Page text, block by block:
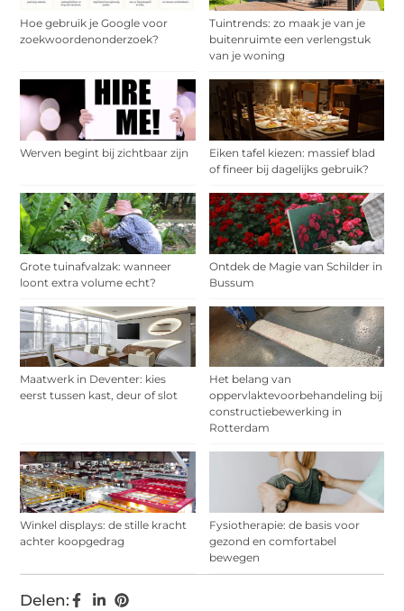
Hoe gebruik je Google voor
zoekwoordenonderzoek?
Tuintrends: zo maak je van je
buitenruimte een verlengstuk
van je woning
Werven begint bij zichtbaar zijn
Eiken tafel kiezen: massief blad
of fineer bij dagelijks gebruik?
Grote tuinafvalzak: wanneer
loont extra volume echt?
Ontdek de Magie van Schilder in
Bussum
Maatwerk in Deventer: kies
eerst tussen kast, deur of slot
Het belang van
oppervlaktevoorbehandeling bij
constructiebewerking in
Rotterdam
Winkel displays: de stille kracht
achter koopgedrag
Fysiotherapie: de basis voor
gezond en comfortabel
bewegen
Delen: